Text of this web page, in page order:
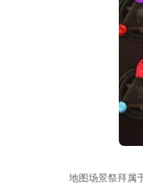
地图场景祭拜属